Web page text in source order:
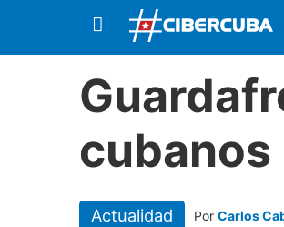
cubanos
Actualidad Por Carlos